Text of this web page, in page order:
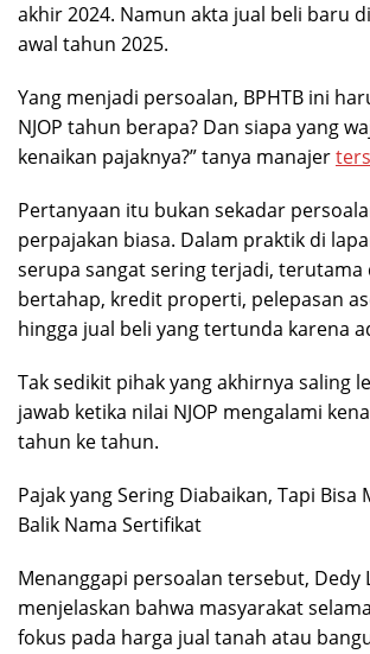
akhir 2024. Namun akta jual beli baru
awal tahun 2025.
Yang menjadi persoalan, BPHTB ini
NJOP tahun berapa? Dan siapa yang
kenaikan pajaknya?” tanya manajer
Pertanyaan itu bukan sekadar
perpajakan biasa. Dalam praktik di
serupa sangat sering terjadi, terutama
bertahap, kredit properti, pelepasan
hingga jual beli yang tertunda karena
Tak sedikit pihak yang akhirnya saling
jawab ketika nilai NJOP mengalami
tahun ke tahun.
Pajak yang Sering Diabaikan, Tapi Bisa
Balik Nama Sertifikat
Menanggapi persoalan tersebut, Dedy
menjelaskan bahwa masyarakat
fokus pada harga jual tanah atau